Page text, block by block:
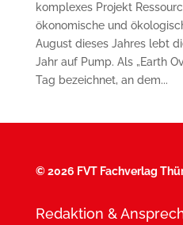
komplexes Projekt
ökonomische und
August dieses Jahres lebt
Jahr auf Pump. Als „Earth
Tag bezeichnet, an dem...
©2026 FVT Fachverlag
Redaktion &